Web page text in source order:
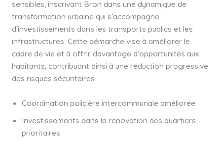
sensibles, inscrivant Bron dans une dynamique de
transformation urbaine qui s’accompagne
d’investissements dans les transports publics et les
infrastructures. Cette démarche vise à améliorer le
cadre de vie et à offrir davantage d’opportunités aux
habitants, contribuant ainsi à une réduction progressive
des risques sécuritaires.
Coordination policière intercommunale améliorée
Investissements dans la rénovation des quartiers
prioritaires